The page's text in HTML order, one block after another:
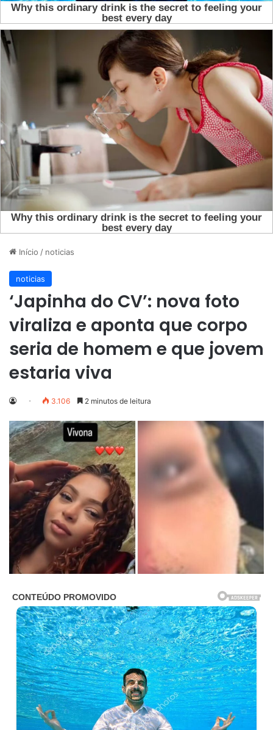
Início / noticias
noticias
‘Japinha do CV’: nova foto
viraliza e aponta que corpo
seria de homem e que jovem
estaria viva
3.106 2 minutos de leitura